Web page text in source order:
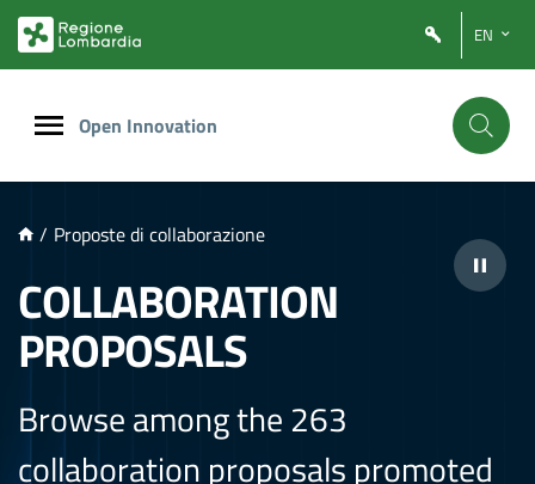
PRINCIPALE
EN
Open Innovation
/ Proposte di collaborazione
COLLABORATION
PROPOSALS
Browse among the 263
collaboration proposals promoted